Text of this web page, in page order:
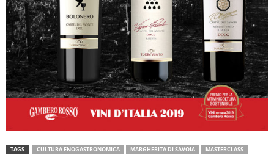
TAGS CULTURA ENOGASTRONOMICA MARGHERITA DI SAVOIA
MASTERCLASS